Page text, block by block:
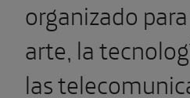
organizado
arte, la
las